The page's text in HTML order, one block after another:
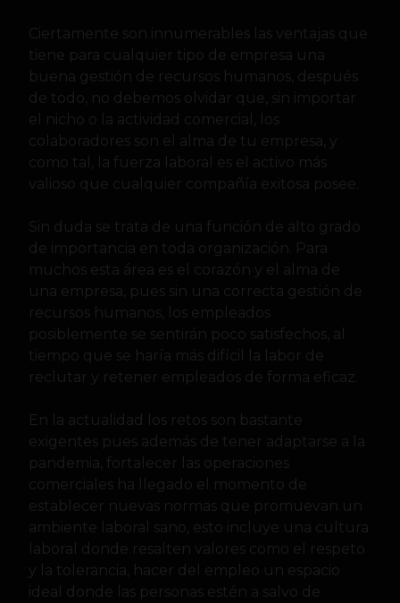
Ciertamente son innumerables las ventajas que
tiene para cualquier tipo de empresa una
buena gestión de recursos humanos, después
de todo, no debemos olvidar que, sin importar
el nicho o la actividad comercial, los
colaboradores son el alma de tu empresa, y
como tal, la fuerza laboral es el activo más
valioso que cualquier compañía exitosa posee.
Sin duda se trata de una función de alto grado
de importancia en toda organización. Para
muchos esta área es el corazón y el alma de
una empresa, pues sin una correcta gestión de
recursos humanos, los empleados
posiblemente se sentirán poco satisfechos, al
tiempo que se haría más difícil la labor de
reclutar y retener empleados de forma eficaz.
En la actualidad los retos son bastante
exigentes pues además de tener adaptarse a la
pandemia, fortalecer las operaciones
comerciales ha llegado el momento de
establecer nuevas normas que promuevan un
ambiente laboral sano, esto incluye una cultura
laboral donde resalten valores como el respeto
y la tolerancia, hacer del empleo un espacio
ideal donde las personas estén a salvo de